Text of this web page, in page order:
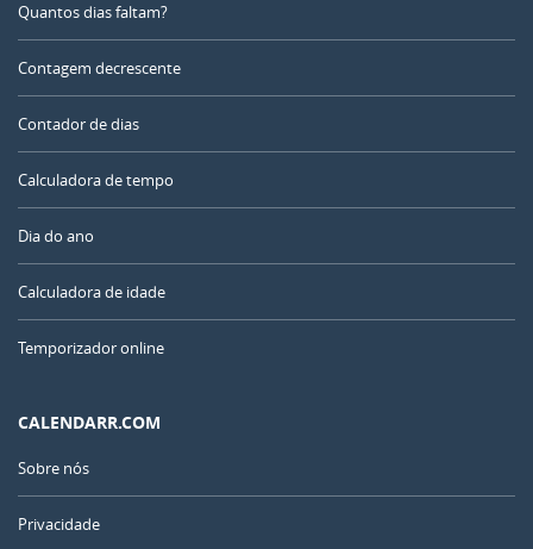
Quantos dias faltam?
Contagem decrescente
Contador de dias
Calculadora de tempo
Dia do ano
Calculadora de idade
Temporizador online
CALENDARR.COM
Sobre nós
Privacidade